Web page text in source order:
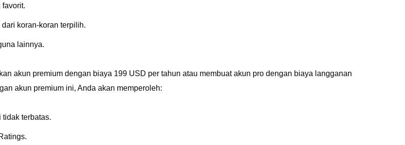
koran-koran terpilih.
lainnya.
akun premium dengan biaya 199 USD per tahun atau membuat akun pro dengan biaya langganan
akun premium ini, Anda akan memperoleh:
terbatas.